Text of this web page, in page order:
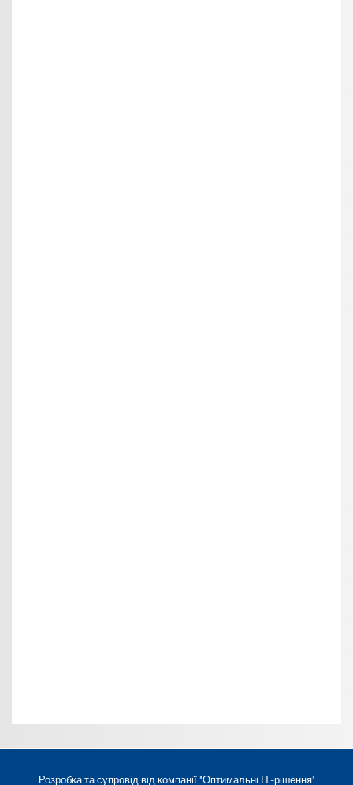
Розробка та супровід від компанії "Оптимальні ІТ-рішення"